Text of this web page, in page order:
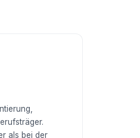
als bei der